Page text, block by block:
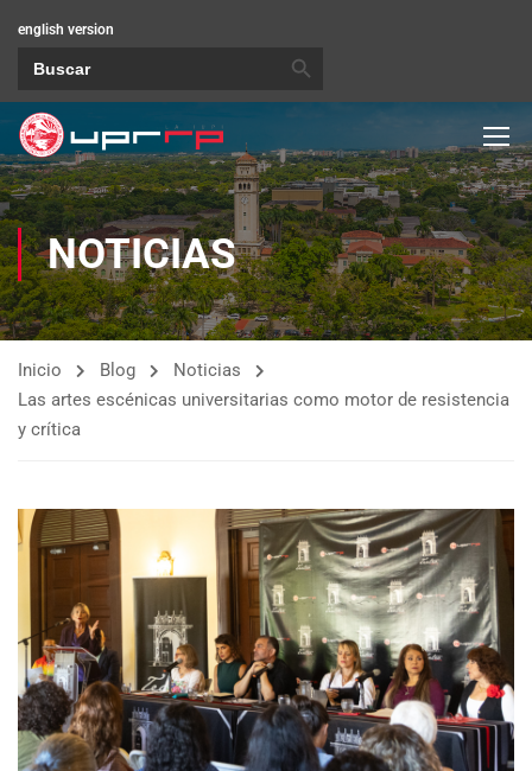
english version
NOTICIAS
Inicio Blog
Noticias
Las artes escénicas universitarias como motor de resistencia
y crítica